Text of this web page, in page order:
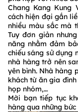
Chang Kang Kung
cách hiện đại gắn
nhiều màu sắc mà
Tuy đơn giản
năng nhằm đảm
chiếu sáng sử dụng
nhà hàng trở nên
yên bình. Nhà hàng
khách từ ăn gia
họp nhóm,…
Mời bạn tiếp tục
hàng qua những